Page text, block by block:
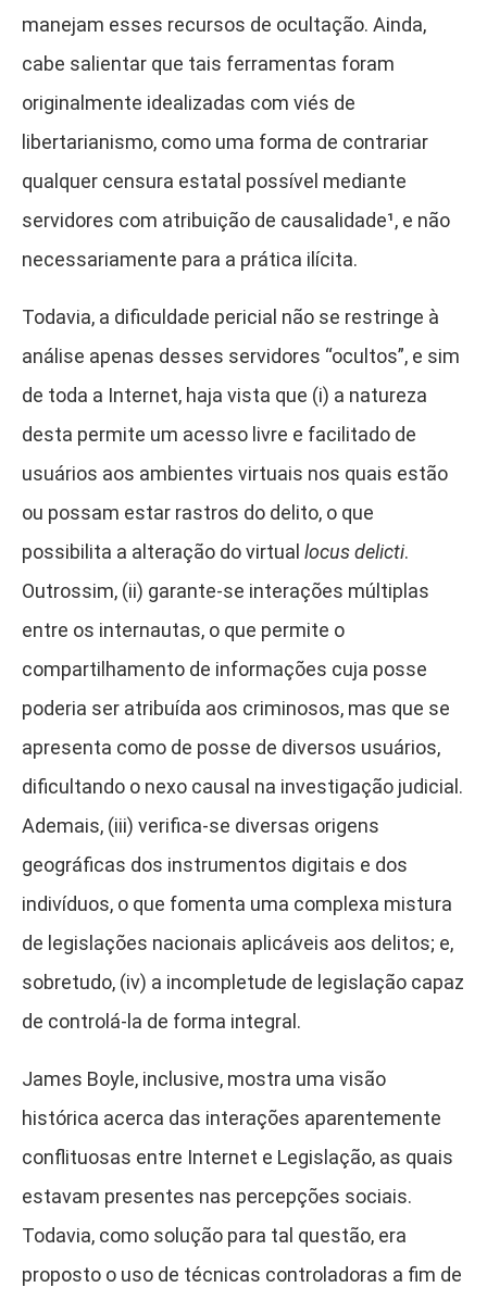
manejam esses recursos de ocultação. Ainda,
cabe salientar que tais ferramentas foram
originalmente idealizadas com viés de
libertarianismo, como uma forma de contrariar
qualquer censura estatal possível mediante
servidores com atribuição de causalidade¹, e não
necessariamente para a prática ilícita.
Todavia, a dificuldade pericial não se restringe à
análise apenas desses servidores “ocultos”, e sim
de toda a Internet, haja vista que (i) a natureza
desta permite um acesso livre e facilitado de
usuários aos ambientes virtuais nos quais estão
ou possam estar rastros do delito, o que
possibilita a alteração do virtual locus delicti.
Outrossim, (ii) garante-se interações múltiplas
entre os internautas, o que permite o
compartilhamento de informações cuja posse
poderia ser atribuída aos criminosos, mas que se
apresenta como de posse de diversos usuários,
dificultando o nexo causal na investigação judicial.
Ademais, (iii) verifica-se diversas origens
geográficas dos instrumentos digitais e dos
indivíduos, o que fomenta uma complexa mistura
de legislações nacionais aplicáveis aos delitos; e,
sobretudo, (iv) a incompletude de legislação capaz
de controlá-la de forma integral.
James Boyle, inclusive, mostra uma visão
histórica acerca das interações aparentemente
conflituosas entre Internet e Legislação, as quais
estavam presentes nas percepções sociais.
Todavia, como solução para tal questão, era
proposto o uso de técnicas controladoras a fim de